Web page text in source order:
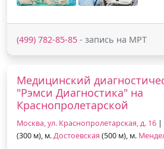
(499) 782-85-85 - запись на МРТ
Медицинский
"Рэмси Диагностика" на
Краснопролетарской
Москва, ул. Краснопролетарская, д. 16 |
(300 м), м.Достоевская (500 м), м.